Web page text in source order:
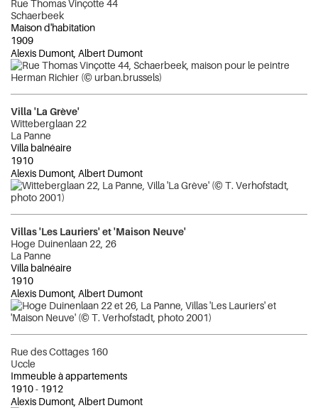
Rue Thomas Vinçotte 44
Schaerbeek
Maison d'habitation
1909
Alexis Dumont, Albert Dumont
Villa 'La Grève'
Witteberglaan 22
La Panne
Villa balnéaire
1910
Alexis Dumont, Albert Dumont
Villas 'Les Lauriers' et 'Maison Neuve'
Hoge Duinenlaan 22, 26
La Panne
Villa balnéaire
1910
Alexis Dumont, Albert Dumont
Rue des Cottages 160
Uccle
Immeuble à appartements
1910- 1912
Alexis Dumont, Albert Dumont